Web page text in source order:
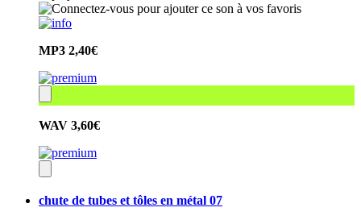
MP3 2,40€
WAV 3,60€
chute de tubes et tôles en métal 07